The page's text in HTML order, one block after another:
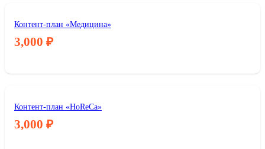
Контент-план «Медицина»
3,000 ₽
Контент-план «HoReCa»
3,000 ₽